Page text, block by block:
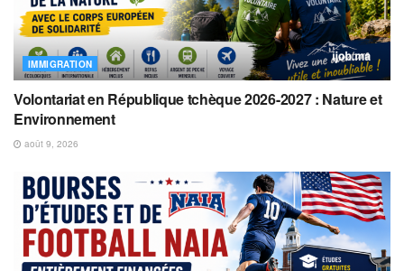
IMMIGRATION
Volontariat en République tchèque 2026-2027 : Nature et
Environnement
août 9, 2026